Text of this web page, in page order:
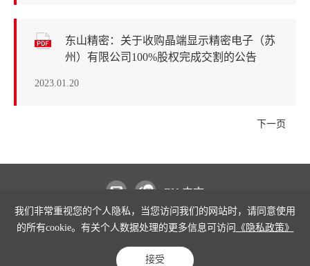
我们非常重视您的个人隐私，当您访问我们的网站时，请同意使用
的所有cookie。有关个人数据处理的更多信息可访问
《隐私政策》
接受
东山精密：关于收购晶端显示精密电子（苏
州）有限公司100%股权完成交割的公告
2023.01.20
下一页
EN 中文
版权所有©2018-2024 苏州东山精密制造股份有限公司 DSBJ 保留所有权利苏ICP备
14032712号